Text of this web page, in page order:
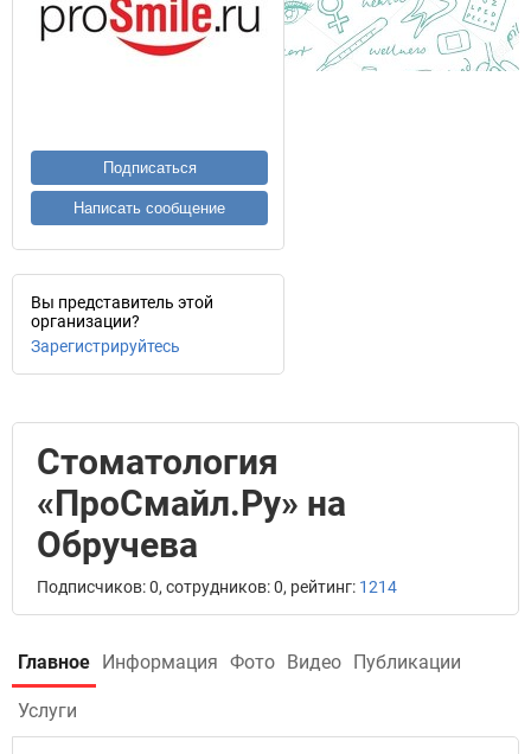
Подписаться
Написать сообщение
Вы представитель этой
организации?
Зарегистрируйтесь
Стоматология
«ПроСмайл.Ру» на
Обручева
Подписчиков: 0, сотрудников: 0, рейтинг: 1214
Главное Информация Фото Видео Публикации
Услуги